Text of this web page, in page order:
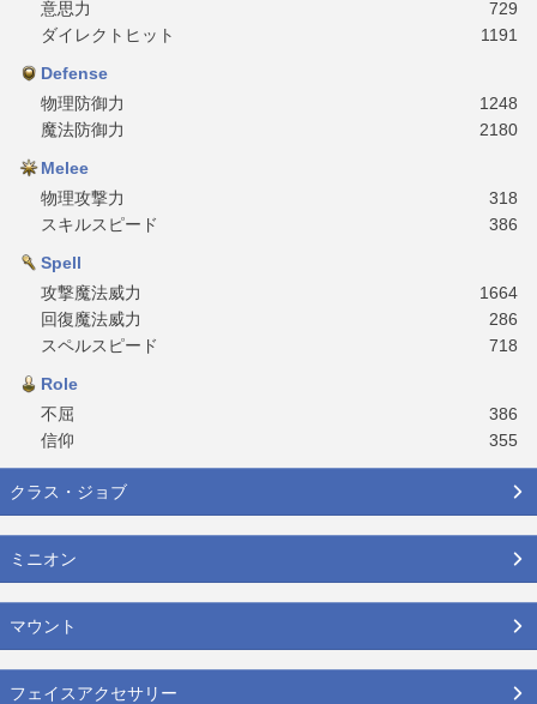
意思力
729
ダイレクトヒット
1191
Defense
物理防御力
1248
魔法防御力
2180
Melee
物理攻撃力
318
スキルスピード
386
Spell
攻撃魔法威力
1664
回復魔法威力
286
スペルスピード
718
Role
不屈
386
信仰
355
クラス・ジョブ
ミニオン
マウント
フェイスアクセサリー